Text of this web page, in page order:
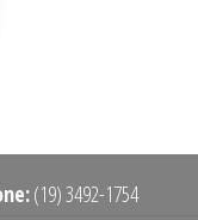
(19) 3492-1754